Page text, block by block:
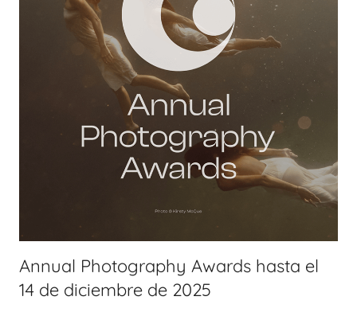
Annual Photography Awards hasta el
14 de diciembre de 2025